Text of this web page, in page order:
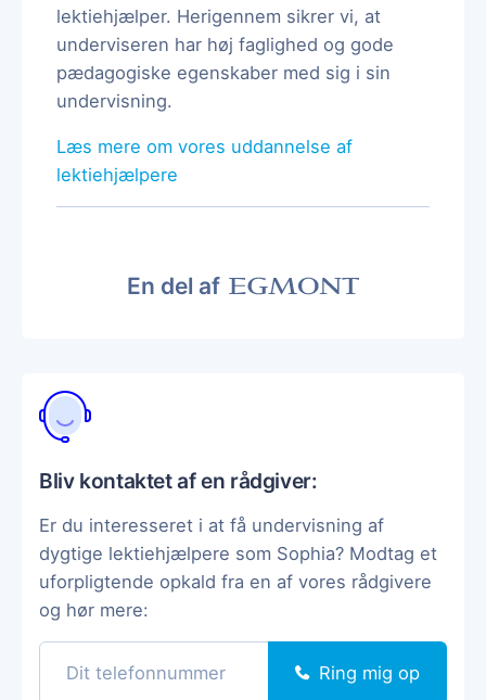
lektiehjælper. Herigennem sikrer vi, at
underviseren har høj faglighed og gode
pædagogiske egenskaber med sig i sin
undervisning.
Læs mere om vores uddannelse af
lektiehjælpere
En del af
Bliv kontaktet af en rådgiver:
Er du interesseret i at få undervisning af
dygtige lektiehjælpere som Sophia? Modtag et
uforpligtende opkald fra en af vores rådgivere
og hør mere:
Ring mig op